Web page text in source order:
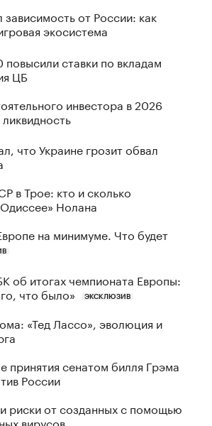
от России: как
экосистема
повысили ставки по вкладам
ЦБ
инвестора в 2026
что Украине грозит обвал
в Трое: кто и сколько
Нолана
на минимуме. Что будет
об итогах чемпионата Европы:
что было»
ЭКСКЛЮЗИВ
«Тед Лассо», эволюция и
принятия сенатом билля Грэма
России
риски от созданных с помощью
вирусов